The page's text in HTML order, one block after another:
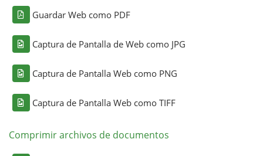
Guardar Web como PDF
Captura de Pantalla de Web como JPG
Captura de Pantalla Web como PNG
Captura de Pantalla Web como TIFF
Comprimir archivos de documentos